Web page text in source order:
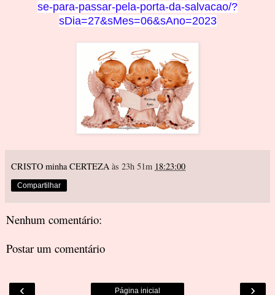
se-para-passar-pela-porta-da-salvacao/?
sDia=27&sMes=06&sAno=2023
CRISTO minha CERTEZA às 23h 51m 18:23:00
Compartilhar
Nenhum comentário:
Postar um comentário
‹ ›
Página inicial